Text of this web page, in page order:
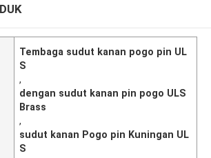
Tembaga sudut kanan pogo pin UL
S
,
dengan sudut kanan pin pogo ULS
Brass
,
sudut kanan Pogo pin Kuningan UL
S